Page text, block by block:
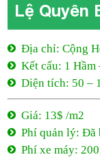
Lệ Quyên
Địa chỉ: Cộng
Kết cấu: 1 Hầm
Diện tích: 50 –
Giá: 13$ /m2
Phí quản lý: Đã
Phí xe máy: